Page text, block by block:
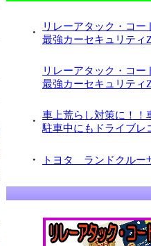
・
リレーアタック・コ
最強カーセキュリティ
リレーアタック・コ
最強カーセキュリティ
・
車上荒らし対策に！！
駐車中にもドライブレ
・ トヨタ ランドクルー